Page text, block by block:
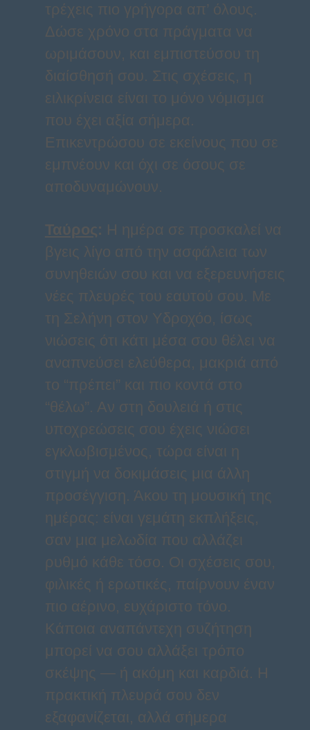
τρέχεις πιο γρήγορα απ’ όλους.
Δώσε χρόνο στα πράγματα να
ωριμάσουν, και εμπιστεύσου τη
διαίσθησή σου. Στις σχέσεις, η
ειλικρίνεια είναι το μόνο νόμισμα
που έχει αξία σήμερα.
Επικεντρώσου σε εκείνους που σε
εμπνέουν και όχι σε όσους σε
αποδυναμώνουν.
Ταύρος: Η ημέρα σε προσκαλεί να
βγεις λίγο από την ασφάλεια των
συνηθειών σου και να εξερευνήσεις
νέες πλευρές του εαυτού σου. Με
τη Σελήνη στον Υδροχόο, ίσως
νιώσεις ότι κάτι μέσα σου θέλει να
αναπνεύσει ελεύθερα, μακριά από
το “πρέπει” και πιο κοντά στο
“θέλω”. Αν στη δουλειά ή στις
υποχρεώσεις σου έχεις νιώσει
εγκλωβισμένος, τώρα είναι η
στιγμή να δοκιμάσεις μια άλλη
προσέγγιση. Άκου τη μουσική της
ημέρας: είναι γεμάτη εκπλήξεις,
σαν μια μελωδία που αλλάζει
ρυθμό κάθε τόσο. Οι σχέσεις σου,
φιλικές ή ερωτικές, παίρνουν έναν
πιο αέρινο, ευχάριστο τόνο.
Κάποια αναπάντεχη συζήτηση
μπορεί να σου αλλάξει τρόπο
σκέψης — ή ακόμη και καρδιά. Η
πρακτική πλευρά σου δεν
εξαφανίζεται, αλλά σήμερα